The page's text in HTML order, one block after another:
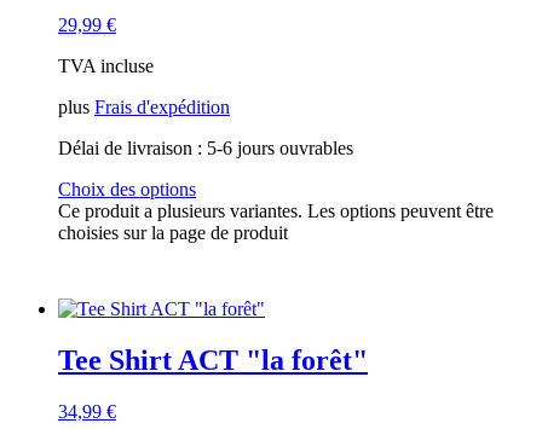
29,99 €
TVA incluse
plus Frais d'expédition
Délai de livraison : 5-6 jours ouvrables
Choix des options
Ce produit a plusieurs variantes. Les options peuvent être
choisies sur la page de produit
Tee Shirt ACT "la forêt"
34,99 €